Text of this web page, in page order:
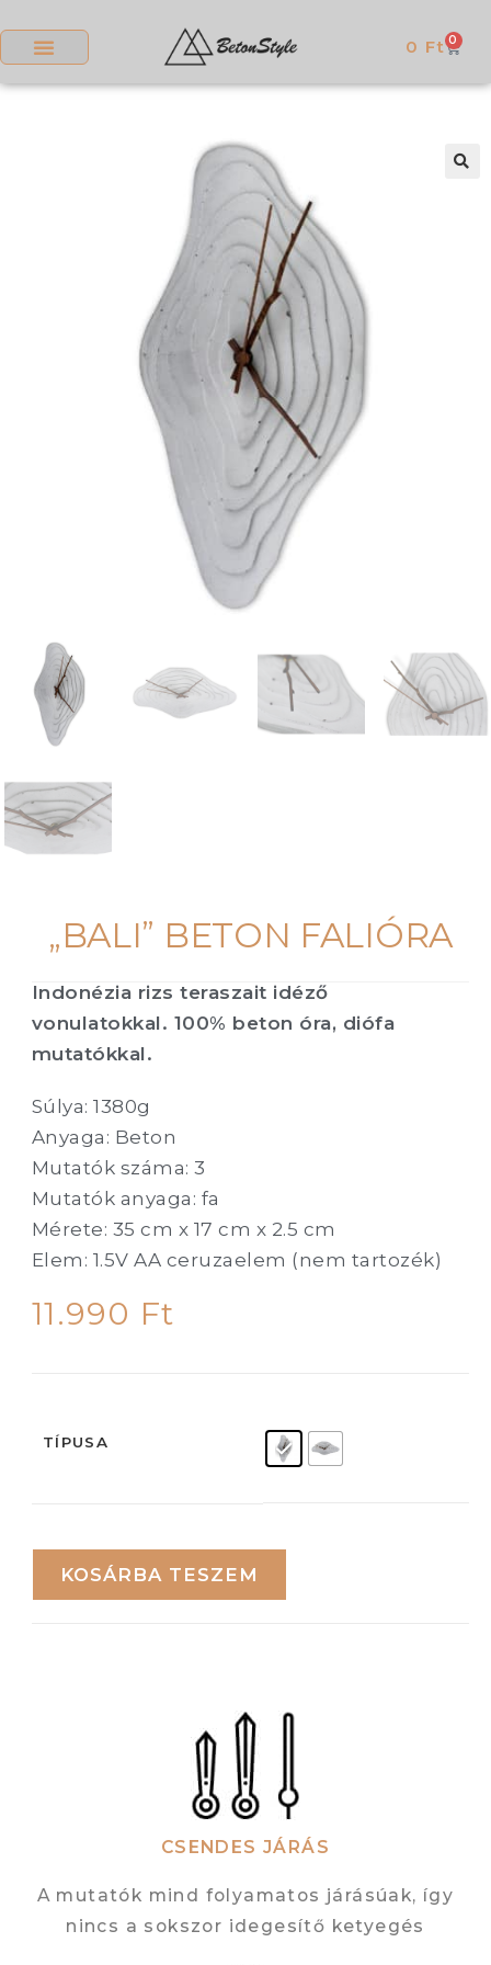
0 Ft 0
„BALI” BETON FALIÓRA
Indonézia rizs teraszait idéző
vonulatokkal. 100% beton óra, diófa
mutatókkal.
Súlya: 1380g
Anyaga: Beton
Mutatók száma: 3
Mutatók anyaga: fa
Mérete: 35 cm x 17 cm x 2.5 cm
Elem: 1.5V AA ceruzaelem (nem tartozék)
11.990 Ft
TÍPUSA
KOSÁRBA TESZEM
CSENDES JÁRÁS
A mutatók mind folyamatos járásúak, így
nincs a sokszor idegesítő ketyegés